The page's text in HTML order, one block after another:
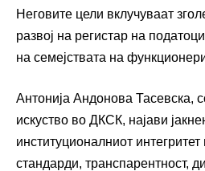
Неговите цели вклучуваат
развој на регистар на
на семејствата на
Антонија Андонова Тасевска,
искуство во ДКСК, најави
институционалниот интегритет
стандарди, транспарентност,